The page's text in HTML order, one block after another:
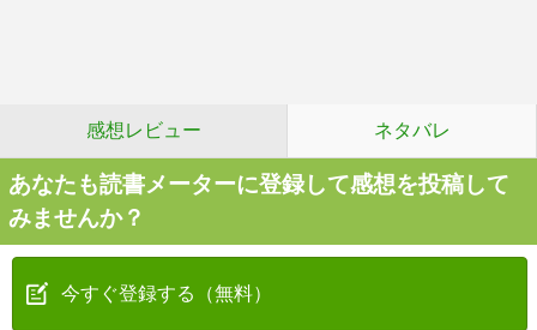
感想レビュー ネタバレ
あなたも読書メーターに登録して感想を投稿して
みませんか？
今すぐ登録する（無料）